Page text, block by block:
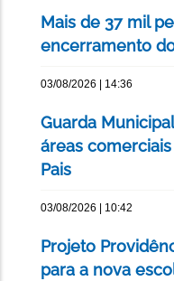
Mais de 37 mil
encerramento
03/08/2026 | 14:36
Guarda
áreas
Pais
03/08/2026 | 10:42
Projeto
para a nova